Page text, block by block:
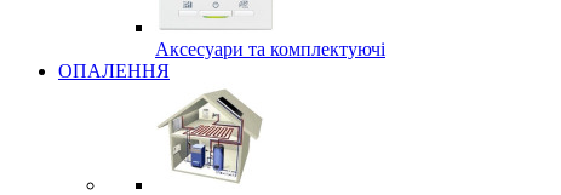
Аксесуари та комплектуючі
ОПАЛЕННЯ